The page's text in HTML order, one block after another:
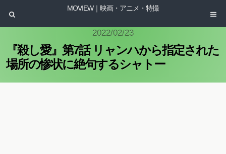
MOVIEW｜映画・アニメ・特撮
2022/02/23
『殺し愛』第7話 リャンハから指定された
場所の惨状に絶句するシャトー